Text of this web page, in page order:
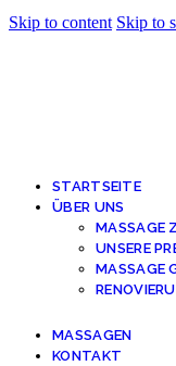
Skip to content Skip to
STARTSEITE
ÜBER UNS
MASSAGE
UNSERE
MASSAGE
MASSAGEN
KONTAKT